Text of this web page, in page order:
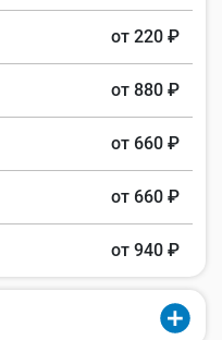
от 220 ₽
от 880 ₽
от 660 ₽
от 660 ₽
от 940 ₽